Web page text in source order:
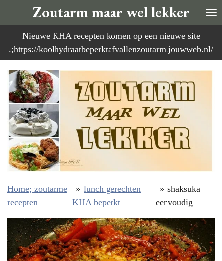
direct
naar
de
Zoutarm maar wel lekker
Nieuwe KHA recepten komen op een nieuwe site
.;https://koolhydraatbeperktafvallenzoutarm.jouwweb.nl/
Home; zoutarme
recepten
» lunch gerechten
KHA beperkt
» shaksuka
eenvoudig